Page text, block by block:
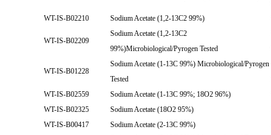
WT-IS-B02210 Sodium Acetate (1,2-13C2 99%)
WT-IS-B02209
Sodium Acetate (1,2-13C2
99%)Microbiological/Pyrogen Tested
WT-IS-B01228
Sodium Acetate (1-13C 99%) Microbiological/Pyrogen
Tested
WT-IS-B02559 Sodium Acetate (1-13C 99%; 18O2 96%)
WT-IS-B02325
Sodium Acetate (18O2 95%)
WT-IS-B00417
Sodium Acetate (2-13C 99%)